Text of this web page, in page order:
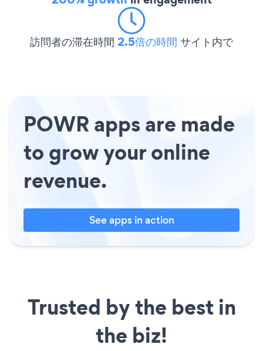
訪問者の滞在時間 2.5倍の時間 サイト内で
POWR apps are made
to grow your online
revenue.
See apps in action
Trusted by the best in
the biz!